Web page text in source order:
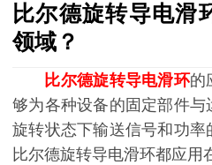
比尔德旋转导电滑
领域？
比尔德旋转导电滑环的
够为各种设备的固定部件
旋转状态下输送信号和功
比尔德旋转导电滑环都应用